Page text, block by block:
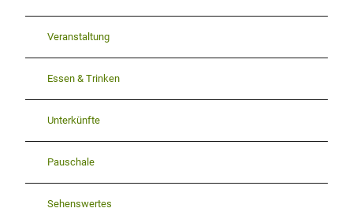
Veranstaltung
Essen & Trinken
Unterkünfte
Pauschale
Sehenswertes